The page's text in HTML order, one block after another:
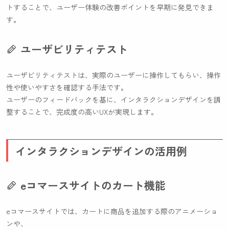
トすることで、ユーザー体験の改善ポイントを早期に発見できま
す。
ユーザビリティテスト
ユーザビリティテストは、実際のユーザーに操作してもらい、操作
性や使いやすさを確認する手法です。
ユーザーのフィードバックを基に、インタラクションデザインを調
整することで、完成度の高いUXが実現します。
インタラクションデザインの活用例
eコマースサイトのカート機能
eコマースサイトでは、カートに商品を追加する際のアニメーショ
ンや、